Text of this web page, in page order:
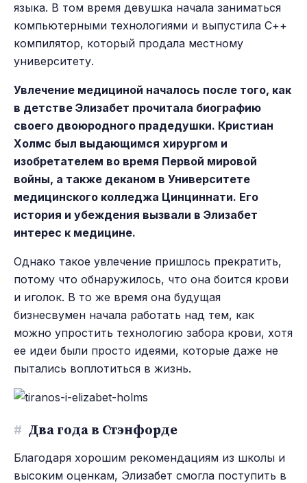
языка. В том время девушка начала заниматься
компьютерными технологиями и выпустила С++
компилятор, который продала местному
университету.
Увлечение медициной началось после того, как
в детстве Элизабет прочитала биографию
своего двоюродного прадедушки. Кристиан
Холмс был выдающимся хирургом и
изобретателем во время Первой мировой
войны, а также деканом в Университете
медицинского колледжа Цинциннати. Его
история и убеждения вызвали в Элизабет
интерес к медицине.
Однако такое увлечение пришлось прекратить,
потому что обнаружилось, что она боится крови
и иголок. В то же время она будущая
бизнесвумен начала работать над тем, как
можно упростить технологию забора крови, хотя
ее идеи были просто идеями, которые даже не
пытались воплотиться в жизнь.
# Два года в Стэнфорде
Благодаря хорошим рекомендациям из школы и
высоким оценкам, Элизабет смогла поступить в